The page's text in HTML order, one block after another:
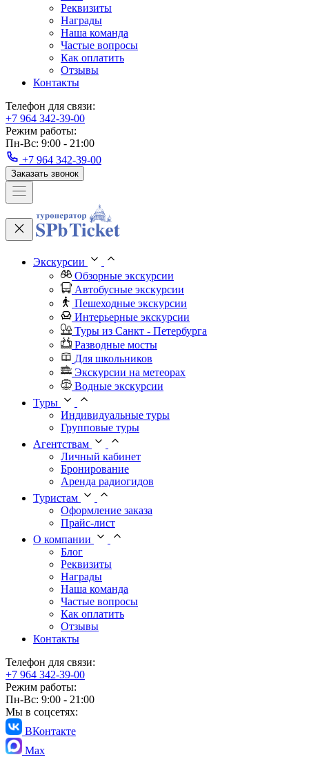
Реквизиты
Награды
Наша команда
Частые вопросы
Как оплатить
Отзывы
Контакты
Телефон для связи:
+7 964 342-39-00
Режим работы:
Пн-Вс: 9:00 - 21:00
+7 964 342-39-00
Заказать звонок
Экскурсии
Обзорные экскурсии
Автобусные экскурсии
Пешеходные экскурсии
Интерьерные экскурсии
Туры из Санкт - Петербурга
Разводные мосты
Для школьников
Экскурсии на метеорах
Водные экскурсии
Туры
Индивидуальные туры
Групповые туры
Агентствам
Личный кабинет
Бронирование
Аренда радиогидов
Туристам
Оформление заказа
Прайс-лист
О компании
Блог
Реквизиты
Награды
Наша команда
Частые вопросы
Как оплатить
Отзывы
Контакты
Телефон для связи:
+7 964 342-39-00
Режим работы:
Пн-Вс: 9:00 - 21:00
Мы в соцсетях:
ВКонтакте
Max